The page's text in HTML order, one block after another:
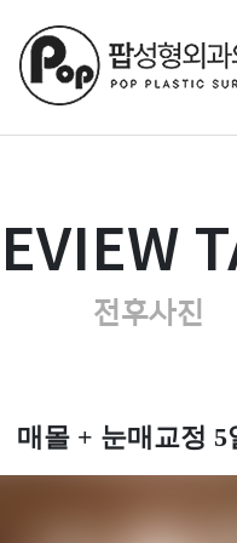
전후사진
매몰 + 눈매교정 5